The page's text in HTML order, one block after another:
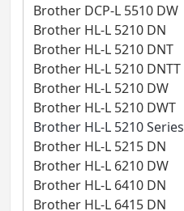
Brother DCP-L 5510 DW
Brother HL-L 5210 DN
Brother HL-L 5210 DNT
Brother HL-L 5210 DNTT
Brother HL-L 5210 DW
Brother HL-L 5210 DWT
Brother HL-L 5210 Series
Brother HL-L 5215 DN
Brother HL-L 6210 DW
Brother HL-L 6410 DN
Brother HL-L 6415 DN